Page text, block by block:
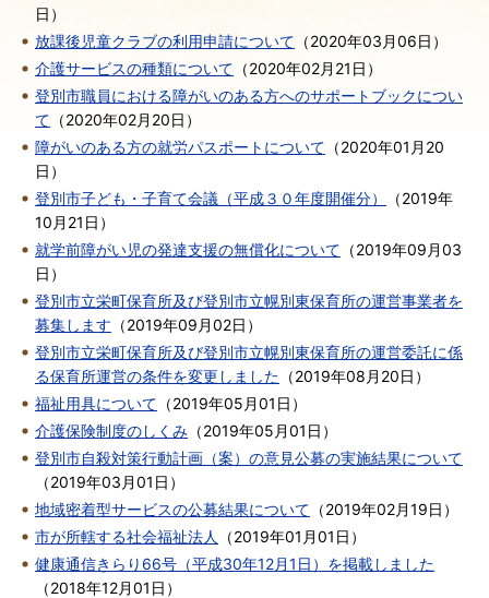
日 ）
放課後児童クラブの利用申請について （2020年03月06日 ）
介護サービスの種類について （2020年02月21日 ）
登別市職員における障がいのある方へのサポートブックについ
て （2020年02月20日 ）
障がいのある方の就労パスポートについて （2020年01月20
日 ）
登別市子ども・子育て会議（平成３０年度開催分）
（2019年
10月21日 ）
就学前障がい児の発達支援の無償化について （2019年09月03
日 ）
登別市立栄町保育所及び登別市立幌別東保育所の運営事業者を
募集します （2019年09月02日 ）
登別市立栄町保育所及び登別市立幌別東保育所の運営委託に係
る保育所運営の条件を変更しました （2019年08月20日 ）
福祉用具について （2019年05月01日 ）
介護保険制度のしくみ （2019年05月01日 ）
登別市自殺対策行動計画（案）の意見公募の実施結果について
（2019年03月01日 ）
地域密着型サービスの公募結果について （2019年02月19日 ）
市が所轄する社会福祉法人
（2019年01月01日 ）
健康通信きらり66号（平成30年12月1日）を掲載しました
（2018年12月01日 ）